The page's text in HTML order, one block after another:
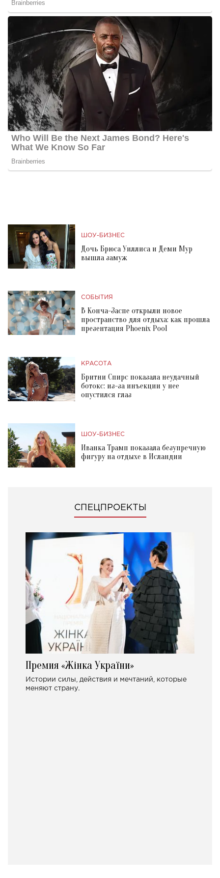
ШОУ-БИЗНЕС
Дочь Брюса Уиллиса и Деми Мур
вышла замуж
СОБЫТИЯ
В Конча-Заспе открыли новое
пространство для отдыха: как прошла
презентация Phoenix Pool
КРАСОТА
Бритни Спирс показала неудачный
ботокс: из-за инъекции у нее
опустился глаз
ШОУ-БИЗНЕС
Иванка Трамп показала безупречную
фигуру на отдыхе в Исландии
СПЕЦПРОЕКТЫ
Премия «Жінка України»
Истории силы, действия и мечтаний, которые
меняют страну.